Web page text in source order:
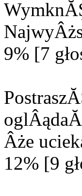
9% [7
Âże
12% [9